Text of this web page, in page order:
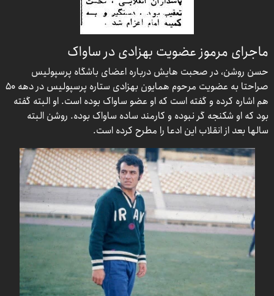
ماجرای مرموز عضویت بهزادی در ساواک
حسن روشن، در صحبت هایش درباره اعضای باشگاه پرسپولیس
صراحتا به عضویت مرحوم همایون بهزادی ستاره پرسپولیس در دهه ۵۰
هم اشاره کرده و گفته است که او عضو ساواک بوده است. او البته گفته
بود که او شکنجه گر نبوده و کارمند ساده ساواک بوده. روشن البته
سالها بعد از انقلاب این ادعا را مطرح کرده است.